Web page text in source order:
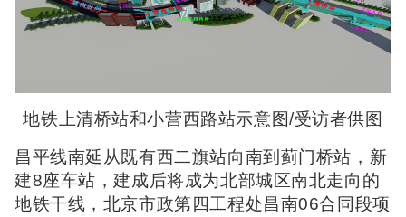
地铁上清桥站和小营西路站示意图/受访者供图
昌平线南延从既有西二旗站向南到蓟门桥站，新
建8座车站，建成后将成为北部城区南北走向的
地铁干线，北京市政第四工程处昌南06合同段项